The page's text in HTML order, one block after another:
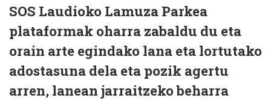
SOS Laudioko Lamuza Parkea
plataformak oharra zabaldu du eta
orain arte egindako lana eta lortutako
adostasuna dela eta pozik agertu
arren, lanean jarraitzeko beharra